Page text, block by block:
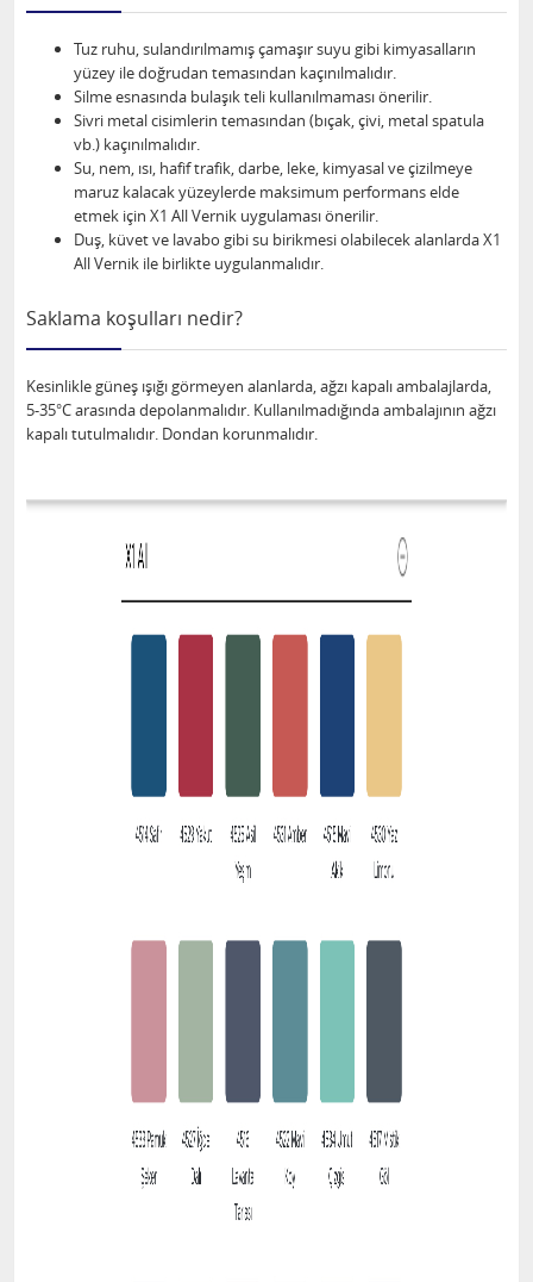
Tuz ruhu, sulandırılmamış çamaşır suyu gibi kimyasalların
yüzey ile doğrudan temasından kaçınılmalıdır.
Silme esnasında bulaşık teli kullanılmaması önerilir.
Sivri metal cisimlerin temasından (bıçak, çivi, metal spatula
vb.) kaçınılmalıdır.
Su, nem, ısı, hafif trafik, darbe, leke, kimyasal ve çizilmeye
maruz kalacak yüzeylerde maksimum performans elde
etmek için X1 All Vernik uygulaması önerilir.
Duş, küvet ve lavabo gibi su birikmesi olabilecek alanlarda X1
All Vernik ile birlikte uygulanmalıdır.
Saklama koşulları nedir?
Kesinlikle güneş ışığı görmeyen alanlarda, ağzı kapalı ambalajlarda,
5-35°C arasında depolanmalıdır. Kullanılmadığında ambalajının ağzı
kapalı tutulmalıdır. Dondan korunmalıdır.